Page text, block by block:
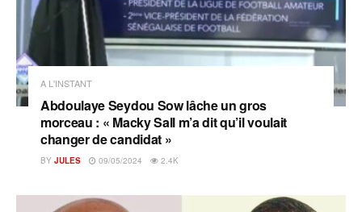
A L'INSTANT
Abdoulaye Seydou Sow lâche un gros
morceau : « Macky Sall m’a dit qu’il voulait
changer de candidat »
BY JULES 09/05/2024 2.4K